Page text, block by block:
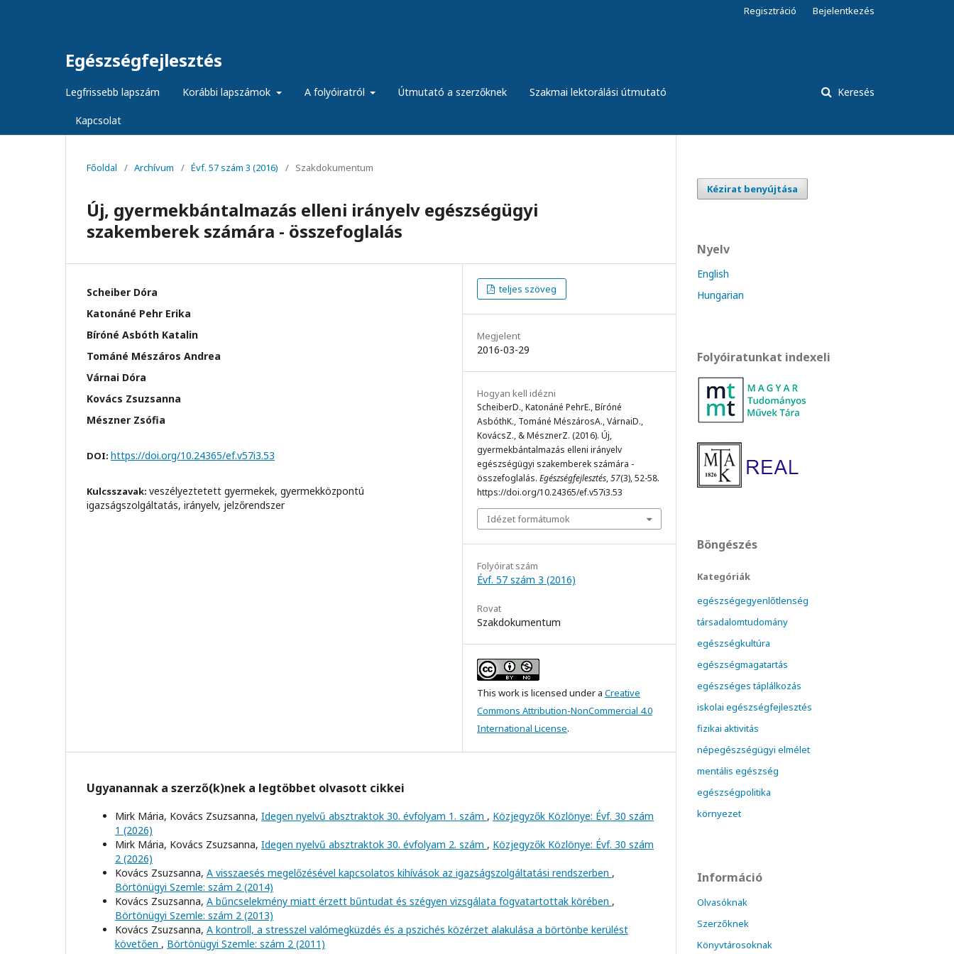
Egészségfejlesztés
Legfrissebb lapszám Korábbi lapszámok A folyóiratról Útmutató a szerzőknek Szakmai lektorálási útmutató
Kapcsolat
Keresés
Regisztráció Bejelentkezés
Főoldal / Archívum / Évf. 57 szám 3 (2016) / Szakdokumentum
Új, gyermekbántalmazás elleni irányelv egészségügyi
szakemberek számára - összefoglalás
Scheiber Dóra
Katonáné Pehr Erika
Bíróné Asbóth Katalin
Tománé Mészáros Andrea
Várnai Dóra
Kovács Zsuzsanna
Mészner Zsófia
DOI: https://doi.org/10.24365/ef.v57i3.53
Kulcsszavak: veszélyeztetett gyermekek, gyermekközpontú
igazságszolgáltatás, irányelv, jelzőrendszer
teljes szöveg
Megjelent
2016-03-29
Hogyan kell idézni
ScheiberD., Katonáné PehrE., Bíróné
AsbóthK., Tománé MészárosA., VárnaiD.,
KovácsZ., & MésznerZ. (2016). Új,
gyermekbántalmazás elleni irányelv
egészségügyi szakemberek számára -
összefoglalás. Egészségfejlesztés,57(3), 52-58.
https://doi.org/10.24365/ef.v57i3.53
Idézet formátumok
Folyóirat szám
Évf. 57 szám 3 (2016)
Rovat
Szakdokumentum
This work is licensed under a Creative
Commons Attribution-NonCommercial 4.0
International License.
Ugyanannak a szerző(k)nek a legtöbbet olvasott cikkei
Mirk Mária, Kovács Zsuzsanna, Idegen nyelvű absztraktok 30. évfolyam 1. szám , Közjegyzők Közlönye: Évf. 30 szám
1 (2026)
Mirk Mária, Kovács Zsuzsanna, Idegen nyelvű absztraktok 30. évfolyam 2. szám , Közjegyzők Közlönye: Évf. 30 szám
2 (2026)
Kovács Zsuzsanna, A visszaesés megelőzésével kapcsolatos kihívások az igazságszolgáltatási rendszerben ,
Börtönügyi Szemle: szám 2 (2014)
Kovács Zsuzsanna, A bűncselekmény miatt érzett bűntudat és szégyen vizsgálata fogvatartottak körében ,
Börtönügyi Szemle: szám 2 (2013)
Kovács Zsuzsanna, A kontroll, a stresszel valómegküzdés és a pszichés közérzet alakulása a börtönbe kerülést
követően , Börtönügyi Szemle: szám 2 (2011)
Kézirat benyújtása
Nyelv
English
Hungarian
Folyóiratunkat indexeli
Böngészés
Kategóriák
egészségegyenlőtlenség
társadalomtudomány
egészségkultúra
egészségmagatartás
egészséges táplálkozás
iskolai egészségfejlesztés
fizikai aktivitás
népegészségügyi elmélet
mentális egészség
egészségpolitika
környezet
Információ
Olvasóknak
Szerzőknek
Könyvtárosoknak